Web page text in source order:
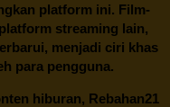
platform ini. Film-
streaming lain,
menjadi ciri khas
para pengguna.
hiburan, Rebahan21